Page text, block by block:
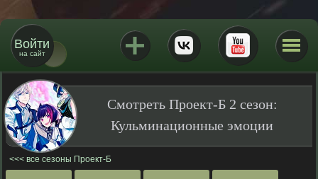
Войти
на сайт
Смотреть Проект-Б 2 сезон:
Кульминационные эмоции
все сезоны Проект-Б